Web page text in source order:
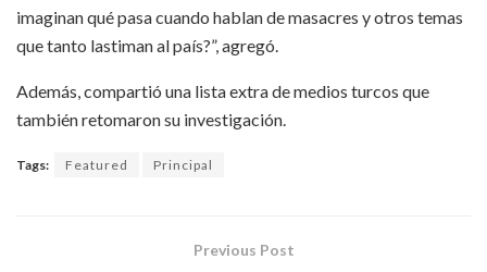
imaginan qué pasa cuando hablan de masacres y otros temas
que tanto lastiman al país?”, agregó.
Además, compartió una lista extra de medios turcos que
también retomaron su investigación.
Tags: Featured Principal
Previous Post